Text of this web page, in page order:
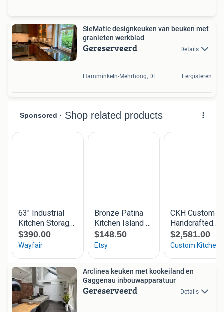
SieMatic designkeuken van beuken met
granieten werkblad
Gereserveerd Details
Hamminkeln-Mehrhoog, DE Eergisteren
Arclinea keuken met kookeiland en
Gaggenau inbouwapparatuur
Gereserveerd Details